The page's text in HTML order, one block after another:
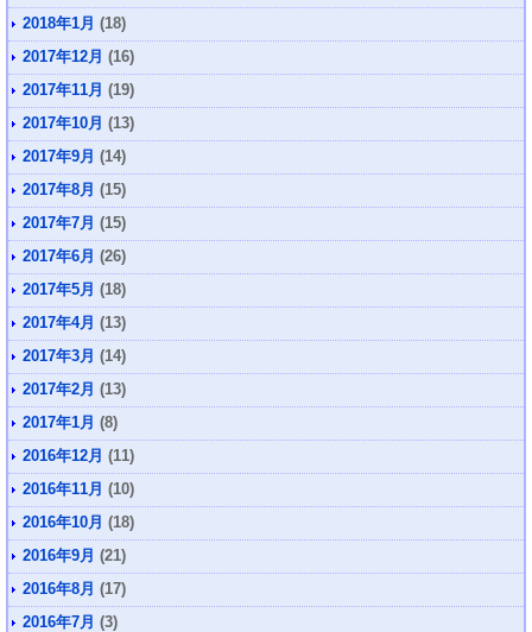
2018年1月 (18)
2017年12月 (16)
2017年11月 (19)
2017年10月 (13)
2017年9月 (14)
2017年8月 (15)
2017年7月 (15)
2017年6月 (26)
2017年5月 (18)
2017年4月 (13)
2017年3月 (14)
2017年2月 (13)
2017年1月 (8)
2016年12月 (11)
2016年11月 (10)
2016年10月 (18)
2016年9月 (21)
2016年8月 (17)
2016年7月 (3)